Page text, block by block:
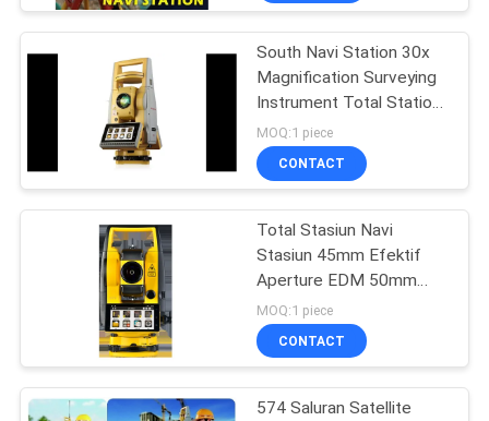
TUR
PABRIK
KONTROL
KUALITAS
HUBUNGI
PERMINTAAN
PENAWARAN
Survei Mini Prisma
33
360 Derajat Prisma
South Navi Station 30x
Magnification Surveying
Instrument Total Station
dengan 574 Saluran
Pelacakan Satelit dan
MT6753 Processor
MOQ:1 piece
CONTACT
Total Stasiun Navi
Stasiun 45mm Efektif
Aperture EDM 50mm
oleh Selatan 1''
Kompensator
Pengaturan Keakuratan
MOQ:1 piece
CONTACT
574 Saluran Satellite